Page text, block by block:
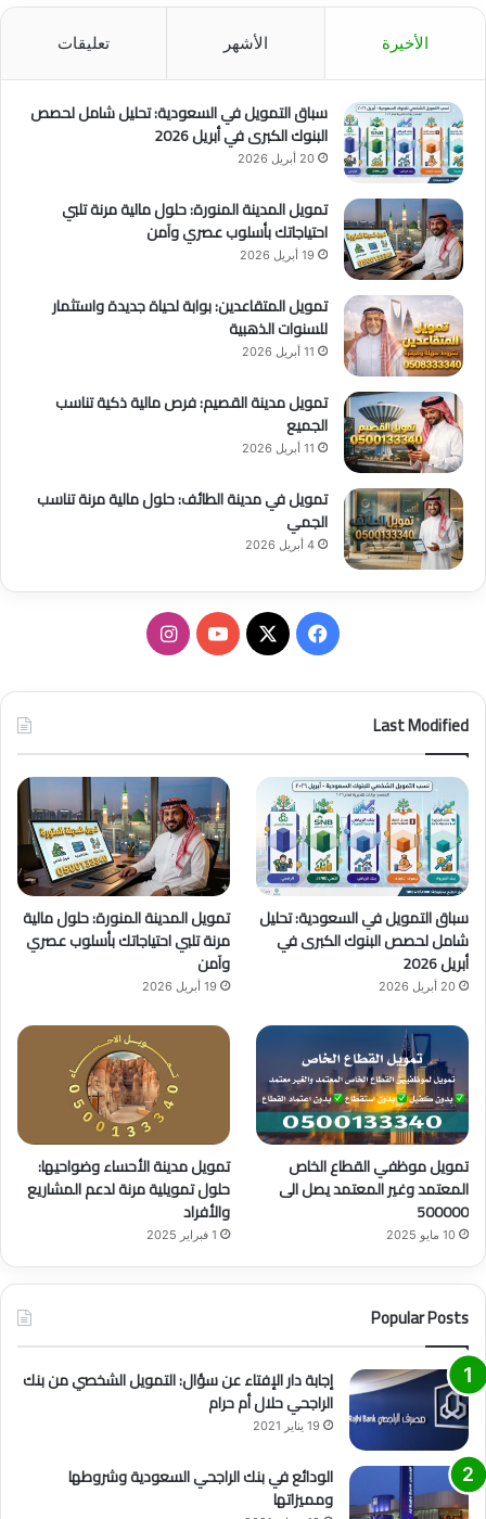
الأخيرة الأشهر تعليقات
سباق التمويل في السعودية: تحليل شامل لحصص
البنوك الكبرى في أبريل 2026
20 أبريل 2026
تمويل المدينة المنورة: حلول مالية مرنة تلبي
احتياجاتك بأسلوب عصري وآمن
19 أبريل 2026
تمويل المتقاعدين: بوابة لحياة جديدة واستثمار
للسنوات الذهبية
11 أبريل 2026
تمويل مدينة القصيم: فرص مالية ذكية تناسب
الجميع
11 أبريل 2026
تمويل في مدينة الطائف: حلول مالية مرنة تناسب
الجمي
4 أبريل 2026
ب
ك
u
T
u
b
e
ت
ق
ر
ا
م
Last Modified
سباق التمويل في السعودية: تحليل
شامل لحصص البنوك الكبرى في
أبريل 2026
20 أبريل 2026
تمويل المدينة المنورة: حلول مالية
مرنة تلبي احتياجاتك بأسلوب عصري
وآمن
19 أبريل 2026
تمويل موظفي القطاع الخاص
المعتمد وغير المعتمد يصل الى
500000
10 مايو 2025
تمويل مدينة الأحساء وضواحيها:
حلول تمويلية مرنة لدعم المشاريع
والأفراد
1 فبراير 2025
Popular Posts
إجابة دار الإفتاء عن سؤال: التمويل الشخصي من بنك
الراجحي حلال أم حرام
19 يناير 2021
الودائع في بنك الراجحي السعودية وشروطها
ومميزاتها